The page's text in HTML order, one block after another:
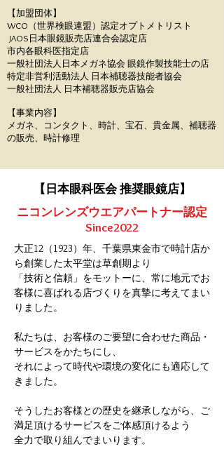
【加盟団体】
WCO（世界検眼連盟）認定オプトメトリスト
JAOS日本眼鏡販売店連合会認定店
市内各眼科医指定店
一般社団法人日本メガネ協会 眼鏡作製技能士の店
​特定非営利活動法人 日本補聴器技能者協会
一般社団法人 日本補聴器販売店協会
【事業内容】
​メガネ、コンタクト、時計、宝石、貴金属、補聴器
の販売、時計修理
【日本眼科医会 推奨眼鏡店】
ニコンレンズウエアパートナー認定
Since2022
大正12（1923）年、千葉県東金市で時計店か
ら創業した太平堂は草創期より
「技術と信頼」をモットーに、常に地元でお
客様に喜ばれる店づくりを真摯に考えてまい
りました。
私たちは、お客様のご要望に合わせた商品・
サービスをかたちにし、
それによって時代や環境の変化にも適応して
きました。
そうしたお客様との歴史を継承しながら、ご
満足頂けるサービスをご体感頂けるよう
全力で取り組んでまいります。